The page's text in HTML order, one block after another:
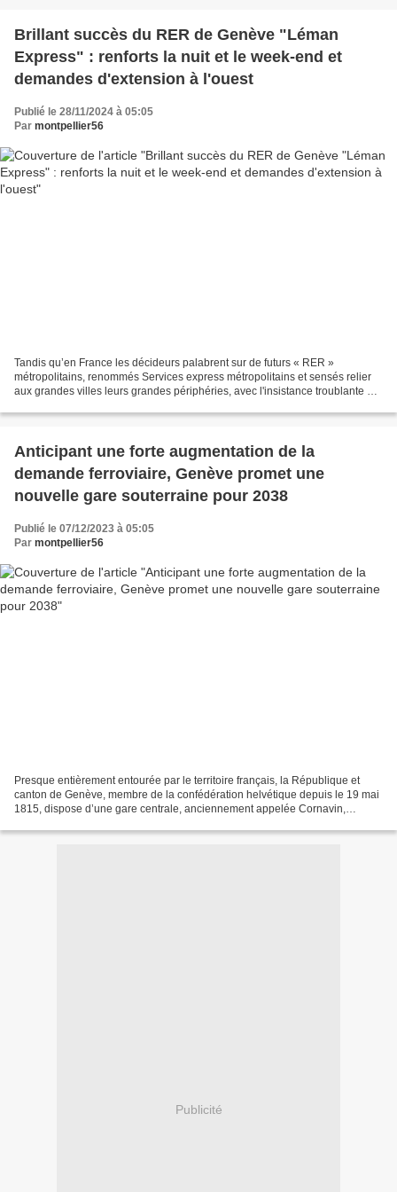
Brillant succès du RER de Genève "Léman
Express" : renforts la nuit et le week-end et
demandes d'extension à l'ouest
Publié le 28/11/2024 à 05:05
Par montpellier56
Tandis qu’en France les décideurs palabrent sur de futurs « RER »
métropolitains, renommés Services express métropolitains et sensés relier
aux grandes villes leurs grandes périphéries, avec l'insistance troublante du
Anticipant une forte augmentation de la
demande ferroviaire, Genève promet une
nouvelle gare souterraine pour 2038
Publié le 07/12/2023 à 05:05
Par montpellier56
Presque entièrement entourée par le territoire français, la République et
canton de Genève, membre de la confédération helvétique depuis le 19 mai
1815, dispose d’une gare centrale, anciennement appelée Cornavin,
Publicité